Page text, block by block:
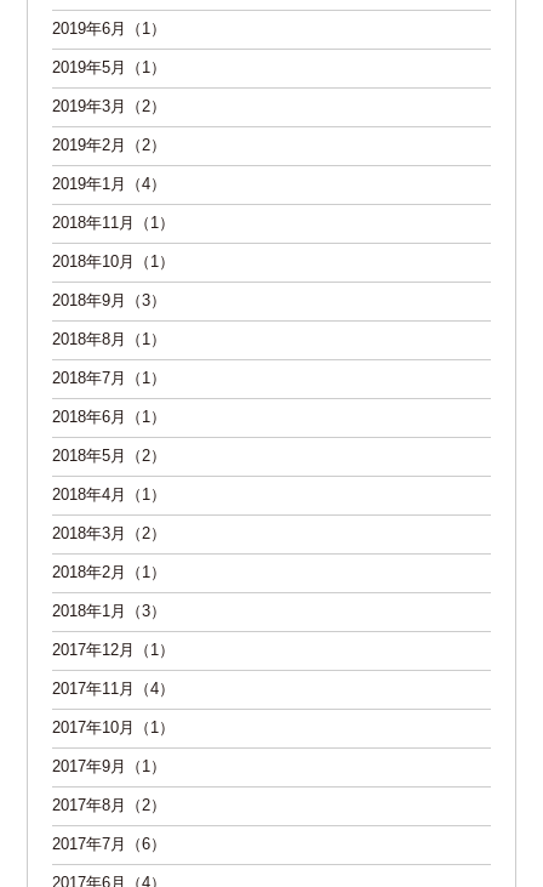
2019年6月（1）
2019年5月（1）
2019年3月（2）
2019年2月（2）
2019年1月（4）
2018年11月（1）
2018年10月（1）
2018年9月（3）
2018年8月（1）
2018年7月（1）
2018年6月（1）
2018年5月（2）
2018年4月（1）
2018年3月（2）
2018年2月（1）
2018年1月（3）
2017年12月（1）
2017年11月（4）
2017年10月（1）
2017年9月（1）
2017年8月（2）
2017年7月（6）
2017年6月（4）